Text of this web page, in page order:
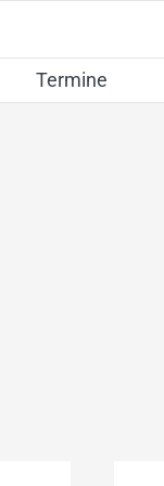
Termine